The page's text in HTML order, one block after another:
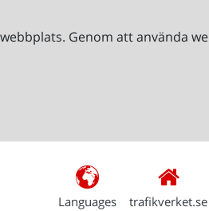
Genom att använda
Languages trafikverket.se